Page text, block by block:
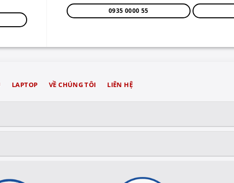
0935 0000 55
LAPTOP VỀ CHÚNG TÔI LIÊN HỆ